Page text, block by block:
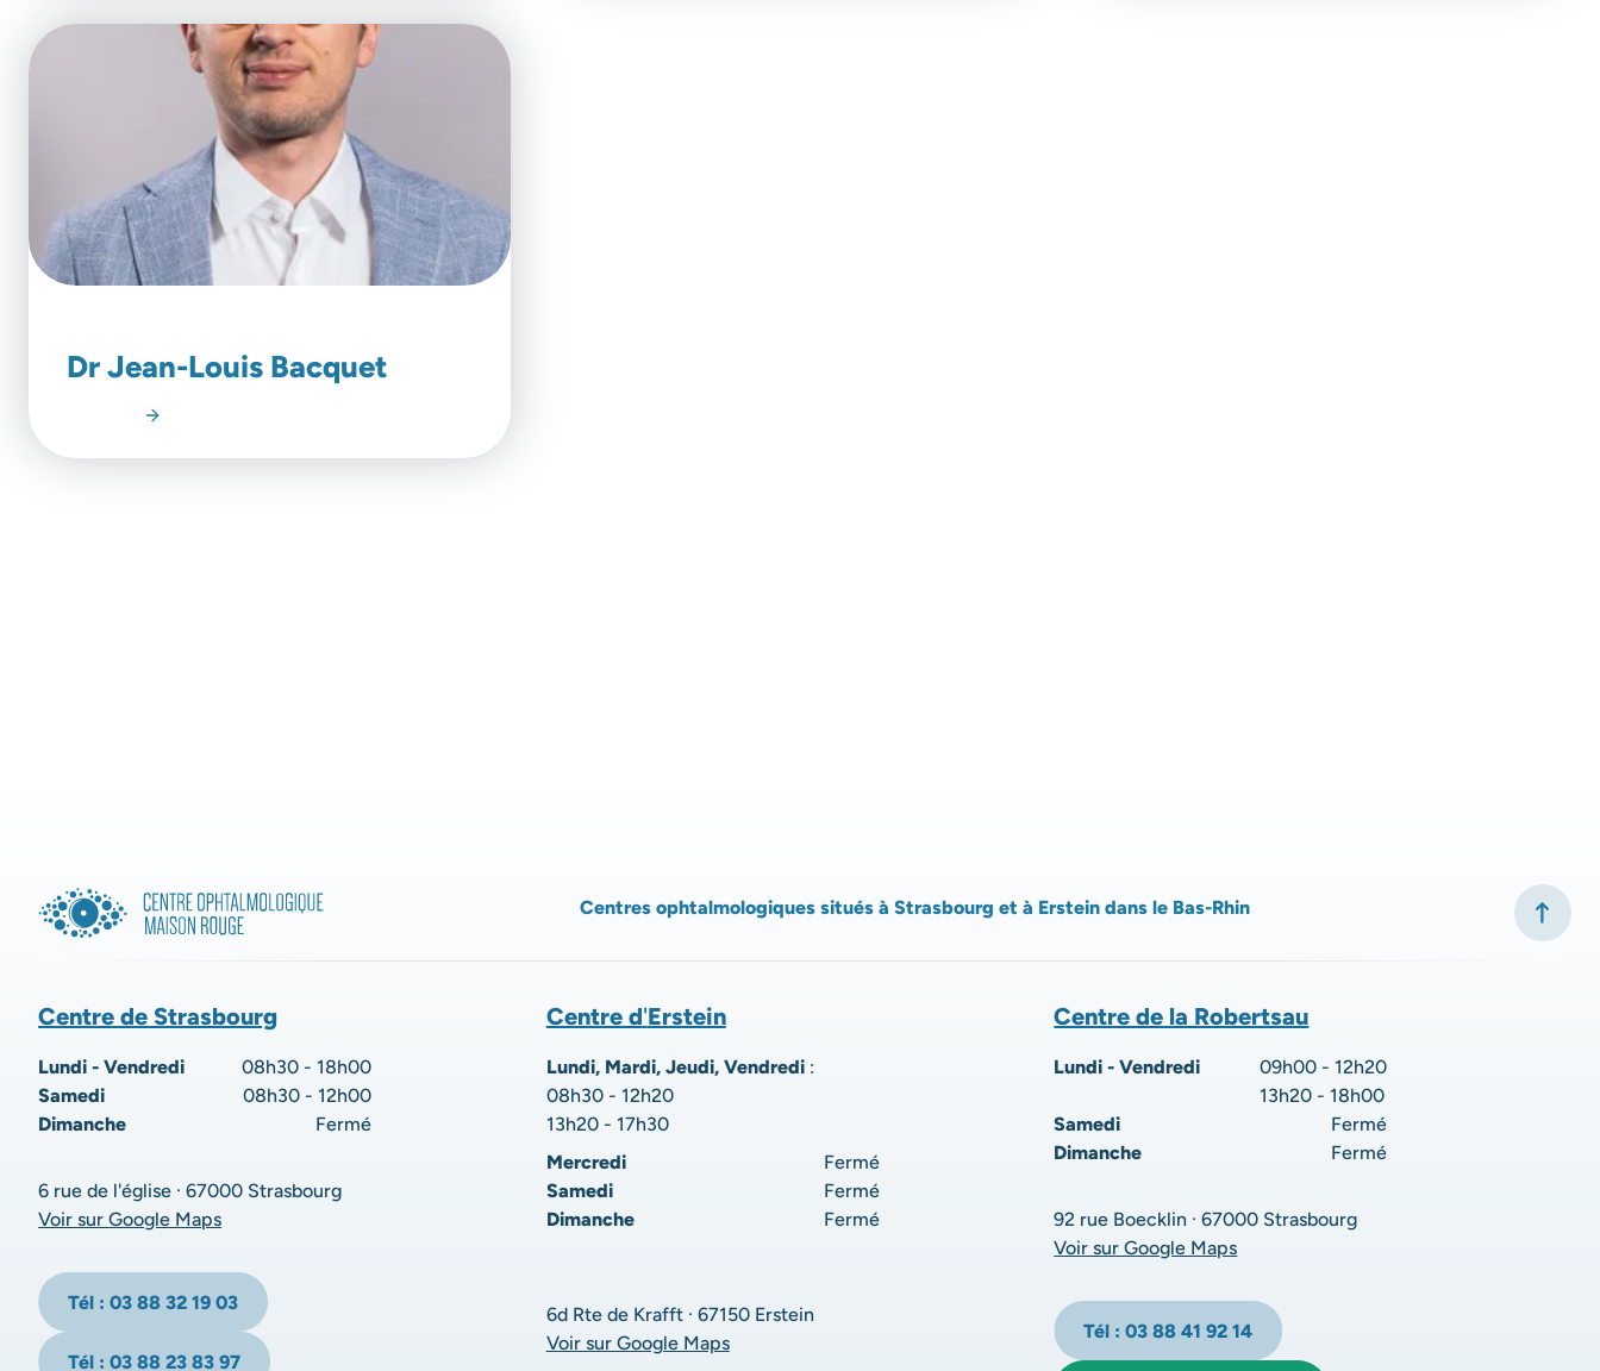
Dr Jean-Louis Bacquet
Centres ophtalmologiques situés à Strasbourg et à Erstein dans le Bas-Rhin
Centre de Strasbourg
Lundi - Vendredi
08h30 - 18h00
Samedi
08h30 - 12h00
Dimanche
Fermé
6 rue de l'église · 67000 Strasbourg
Voir sur Google Maps
Tél : 03 88 32 19 03
Tél : 03 88 23 83 97
Centre d'Erstein
Lundi, Mardi, Jeudi, Vendredi :
08h30 - 12h20
13h20 - 17h30
Mercredi
Fermé
Samedi
Fermé
Dimanche
Fermé
6d Rte de Krafft · 67150 Erstein
Voir sur Google Maps
Centre de la Robertsau
Lundi - Vendredi
09h00 - 12h20
13h20 - 18h00
Samedi
Fermé
Dimanche
Fermé
92 rue Boecklin · 67000 Strasbourg
Voir sur Google Maps
Tél : 03 88 41 92 14